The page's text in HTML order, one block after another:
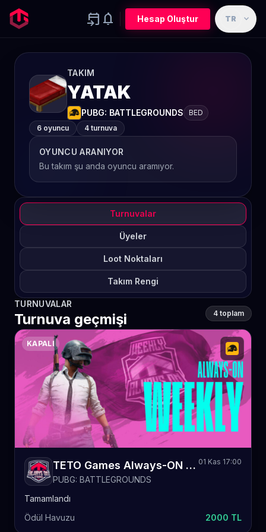
event_upcoming notifications Hesap Oluştur TR expand_more
TAKIM
YATAK
PUBG: BATTLEGROUNDS
BED
6 oyuncu
4 turnuva
OYUNCU ARANIYOR
Bu takım şu anda oyuncu aramıyor.
Turnuvalar
Üyeler
Loot Noktaları
Takım Rengi
TURNUVALAR
Turnuva geçmişi 4 toplam
KAPALI
TETO Games Always-ON PUBG Weekly 57
PUBG: BATTLEGROUNDS
01 Kas 17:00
Tamamlandı
Ödül Havuzu
2000 TL